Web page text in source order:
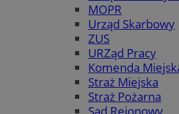
MOPR
Urząd Skarbowy
ZUS
URZąd Pracy
Komenda
Straż Miejska
Straż Pożarna